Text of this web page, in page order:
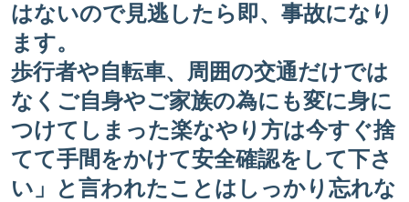
はないので見逃したら即、事故になり
ます。
歩行者や自転車、周囲の交通だけでは
なくご自身やご家族の為にも変に身に
つけてしまった楽なやり方は今すぐ捨
てて手間をかけて安全確認をして下さ
い」と言われたことはしっかり忘れな